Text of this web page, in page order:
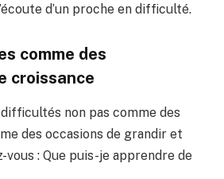
d’un proche en difficulté.
comme des
croissance
non pas comme des
des occasions de grandir et
vous : Que puis-je apprendre de